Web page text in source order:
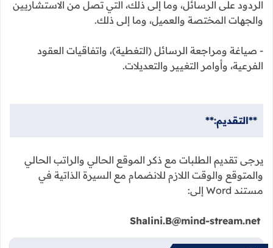
الردود على الرسائل، وما إلى ذلك، التي تصل من الاستشاريين
والجهات المختصة والعميل، وما إلى ذلك.
- صياغة ومراجعة الرسائل (التغطية)، واتفاقيات العقود
الفرعية، وأوامر التغيير والتعديلات.
**التقديم:**
يرجى تقديم الطلبات مع ذكر الموقع الحالي والراتب الحالي
والمتوقع والوقت اللازم للانضمام مع السيرة الذاتية في
مستند Word إلى: